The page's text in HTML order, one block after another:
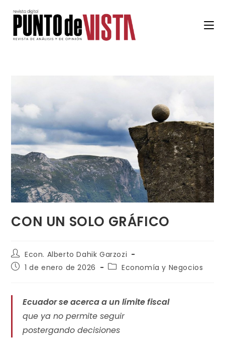
CON UN SOLO GRÁFICO
Econ. Alberto Dahik Garzozi
1 de enero de 2026
Economía y Negocios
Ecuador se acerca a un límite fiscal
que ya no permite seguir
postergando decisiones